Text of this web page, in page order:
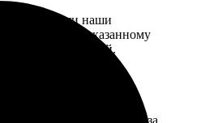
к печати наши
с Вами по указанному
деталей.
email с описанием заказа.